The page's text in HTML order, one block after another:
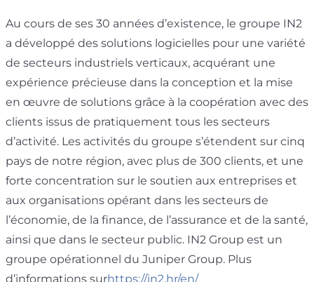
Au cours de ses 30 années d’existence, le groupe IN2
a développé des solutions logicielles pour une variété
de secteurs industriels verticaux, acquérant une
expérience précieuse dans la conception et la mise
en œuvre de solutions grâce à la coopération avec des
clients issus de pratiquement tous les secteurs
d’activité. Les activités du groupe s’étendent sur cinq
pays de notre région, avec plus de 300 clients, et une
forte concentration sur le soutien aux entreprises et
aux organisations opérant dans les secteurs de
l’économie, de la finance, de l’assurance et de la santé,
ainsi que dans le secteur public. IN2 Group est un
groupe opérationnel du Juniper Group. Plus
d’informations surhttps://in2.hr/en/